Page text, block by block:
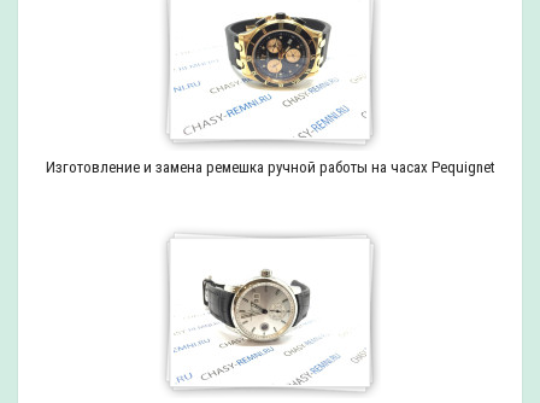
Изготовление и замена ремешка ручной работы на часах Pequignet